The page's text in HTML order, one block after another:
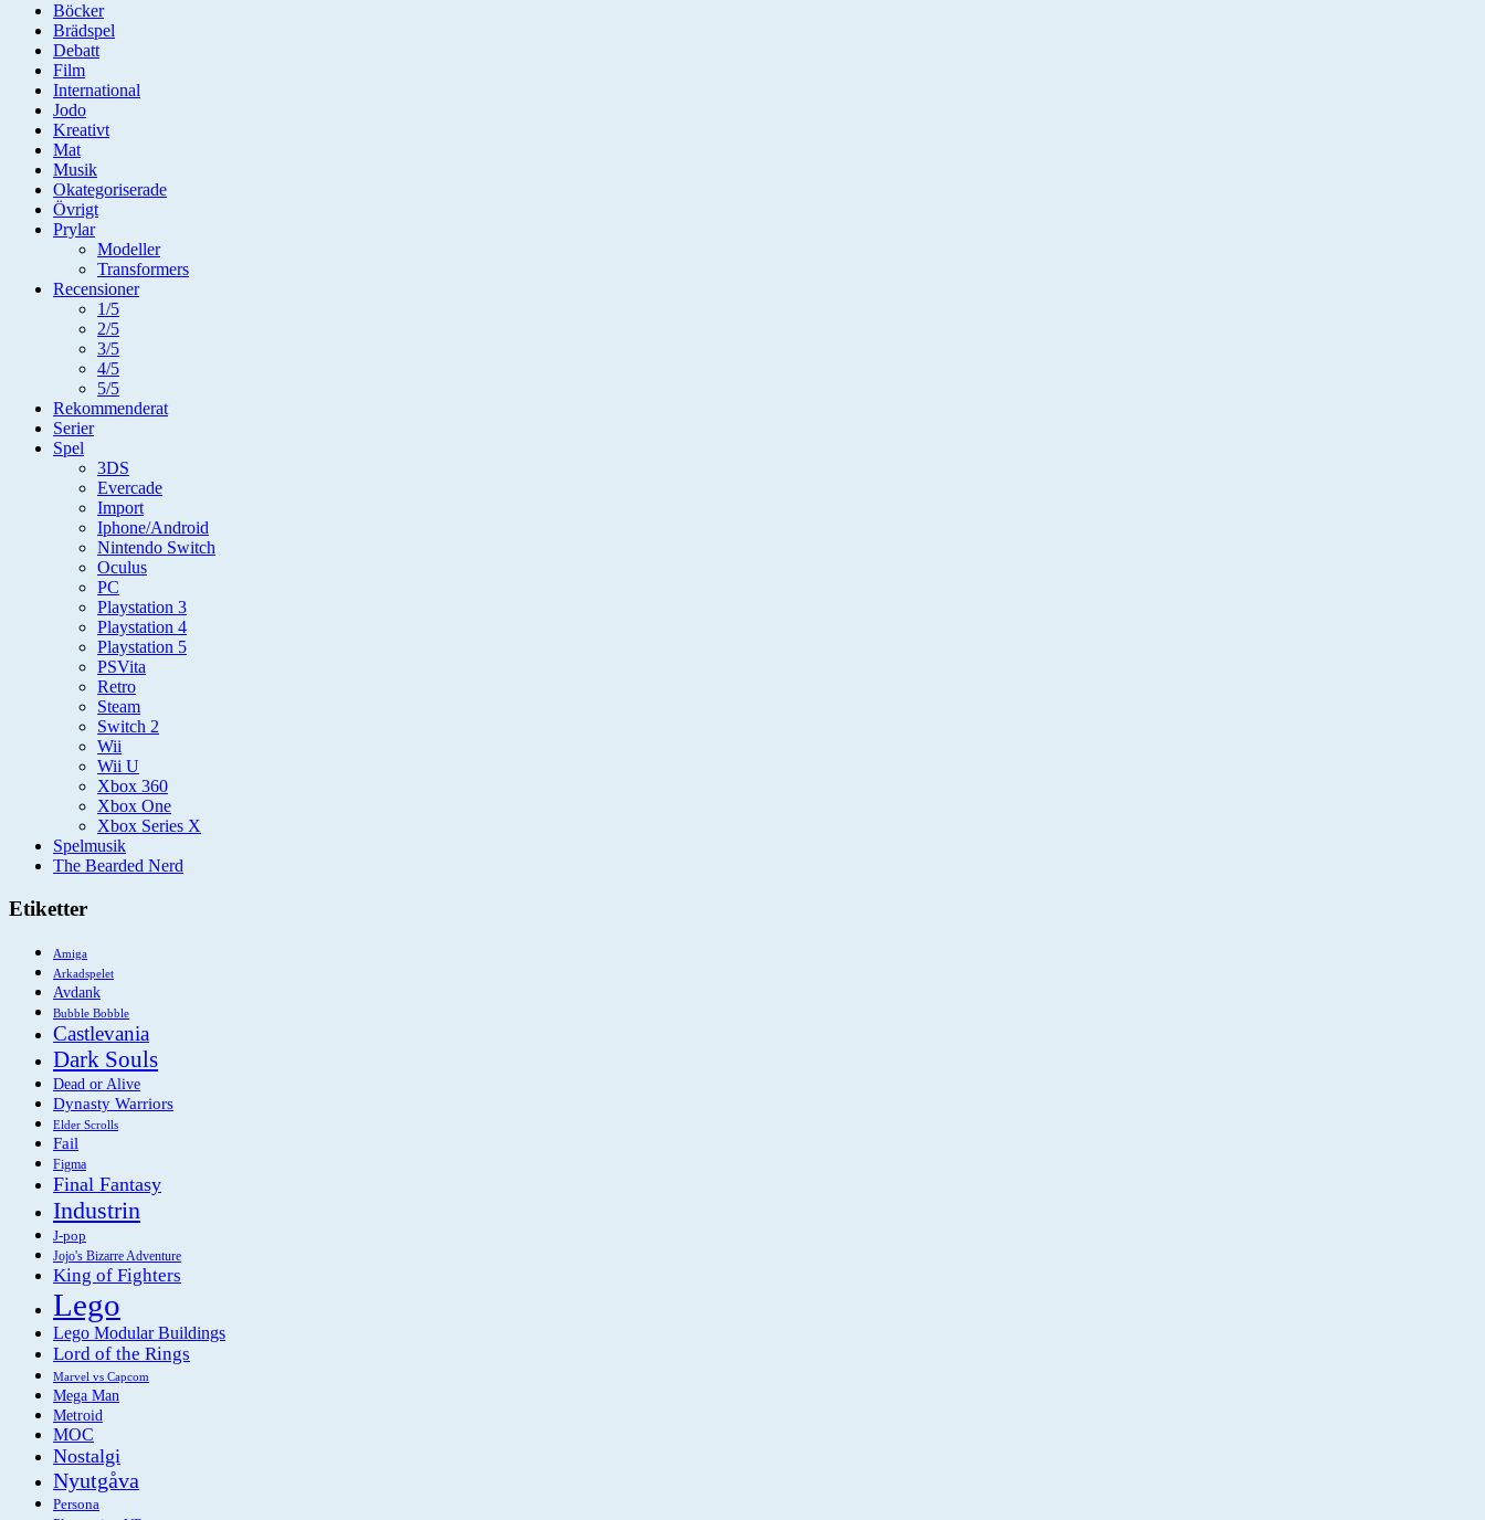
Böcker
Brädspel
Debatt
Film
International
Jodo
Kreativt
Mat
Musik
Okategoriserade
Övrigt
Prylar
Modeller
Transformers
Recensioner
1/5
2/5
3/5
4/5
5/5
Rekommenderat
Serier
Spel
3DS
Evercade
Import
Iphone/Android
Nintendo Switch
Oculus
PC
Playstation 3
Playstation 4
Playstation 5
PSVita
Retro
Steam
Switch 2
Wii
Wii U
Xbox 360
Xbox One
Xbox Series X
Spelmusik
The Bearded Nerd
Etiketter
Amiga
Arkadspelet
Avdank
Bubble Bobble
Castlevania
Dark Souls
Dead or Alive
Dynasty Warriors
Elder Scrolls
Fail
Figma
Final Fantasy
Industrin
J-pop
Jojo's Bizarre Adventure
King of Fighters
Lego
Lego Modular Buildings
Lord of the Rings
Marvel vs Capcom
Mega Man
Metroid
MOC
Nostalgi
Nyutgåva
Persona